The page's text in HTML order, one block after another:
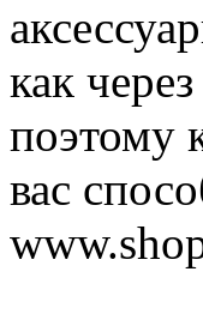
как
поэтому
вас